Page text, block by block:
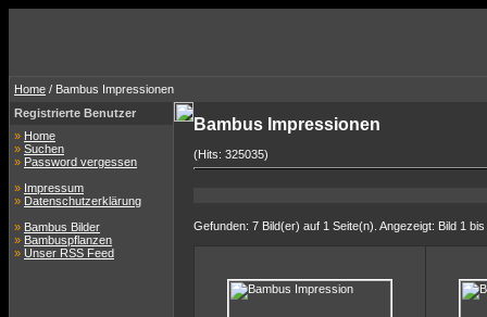
Home / Bambus Impressionen
Registrierte Benutzer
» Home
» Suchen
» Password vergessen
» Impressum
» Datenschutzerklärung
» Bambus Bilder
» Bambuspflanzen
» Unser RSS Feed
Bambus Impressionen
(Hits: 325035)
Gefunden: 7 Bild(er) auf 1 Seite(n). Angezeigt: Bild 1 bis